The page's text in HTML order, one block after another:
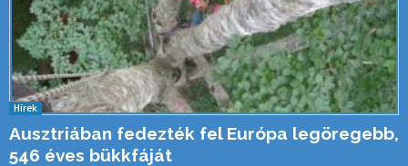
Hírek
Ausztriában fedezték fel Európa legöregebb,
546 éves bükkfáját